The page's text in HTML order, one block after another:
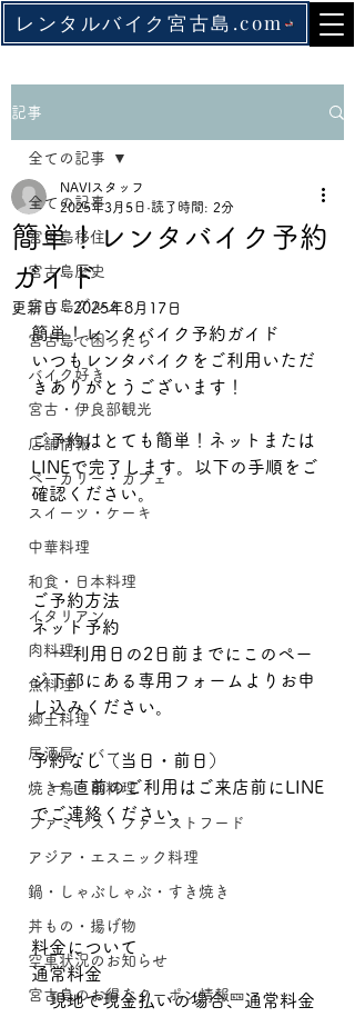
レンタルバイク宮古島.com
記事
全ての記事
宮古島移住
宮古島歴史
宮古島グルメ
宮古島で困ったら
バイク好き
宮古・伊良部観光
店舗情報
ベーカリー・カフェ
スイーツ・ケーキ
中華料理
和食・日本料理
イタリアン
肉料理
魚料理
郷土料理
居酒屋・バー
焼き鳥・串料理
ファミレス・ファーストフード
アジア・エスニック料理
鍋・しゃぶしゃぶ・すき焼き
丼もの・揚げ物
空車状況のお知らせ
宮古島のお得なクーポン情報🎫
全ての記事
簡単！レンタバイク予約
ガイド
NAVIスタッフ
2025年3月5日 読了時間: 2分
更新日：2025年8月17日
簡単！レンタバイク予約ガイド
いつもレンタバイクをご利用いただ
きありがとうございます！
ご予約はとても簡単！ネットまたは
LINEで完了します。以下の手順をご
確認ください。​
ご予約方法
ネット予約
→ 利用日の2日前までにこのペー
ジ下部にある専用フォームよりお申
し込みください。
予約なし（当日・前日）
→ 直前のご利用はご来店前にLINE
でご連絡ください。
料金について
通常料金
現地で現金払いの場合、通常料金